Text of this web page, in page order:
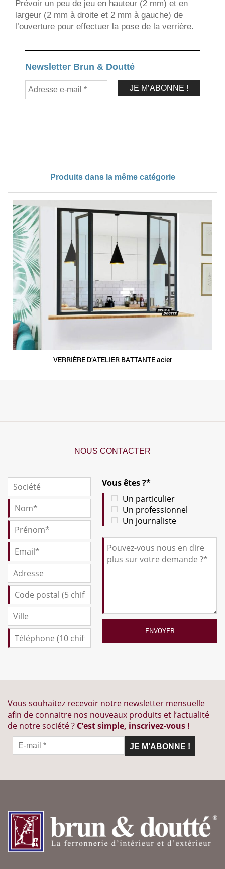
Prévoir un peu de jeu en hauteur (2 mm) et en
largeur (2 mm à droite et 2 mm à gauche) de
l’ouverture pour effectuer la pose de la verrière.
Newsletter Brun & Doutté
Produits dans la même catégorie
VERRIÈRE D’ATELIER BATTANTE acier
NOUS CONTACTER
Vous êtes ?*
Un particulier
Un professionnel
Un journaliste
Vous souhaitez recevoir notre newsletter mensuelle
afin de connaitre nos nouveaux produits et l’actualité
de notre société ? C’est simple, inscrivez-vous !